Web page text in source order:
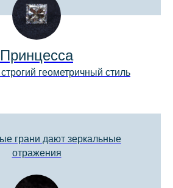
Принцесса
геометричный стиль
грани дают зеркальные
отражения